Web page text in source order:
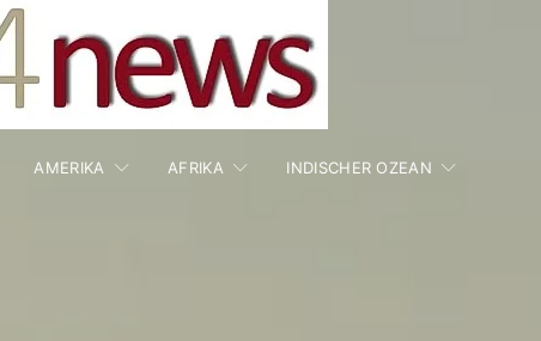
AMERIKA AFRIKA INDISCHER OZEAN